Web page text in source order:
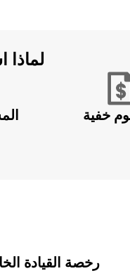
لماذا
خفية
رخصة القيادة